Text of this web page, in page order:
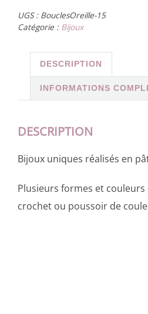
UGS : BouclesOreille-15
Catégorie : Bijoux
DESCRIPTION
INFORMATIONS
DESCRIPTION
Bijoux uniques réalisés en
Plusieurs formes et
crochet ou poussoir de